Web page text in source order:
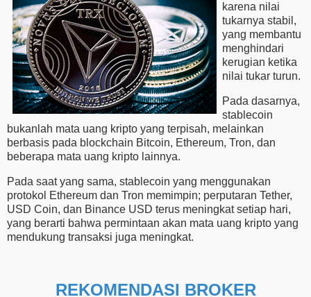
karena nilai
tukarnya stabil,
yang membantu
menghindari
kerugian ketika
nilai tukar turun.
Pada dasarnya,
stablecoin
bukanlah mata uang kripto yang terpisah, melainkan
berbasis pada blockchain Bitcoin, Ethereum, Tron, dan
beberapa mata uang kripto lainnya.
Pada saat yang sama, stablecoin yang menggunakan
protokol Ethereum dan Tron memimpin; perputaran Tether,
USD Coin, dan Binance USD terus meningkat setiap hari,
yang berarti bahwa permintaan akan mata uang kripto yang
mendukung transaksi juga meningkat.
REKOMENDASI ​​BROKER